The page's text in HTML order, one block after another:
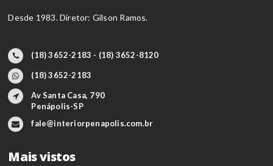
Desde 1983. Diretor: Gilson Ramos.
(18) 3652-2183 - (18) 3652-8120
(18) 3652-2183
Av Santa Casa, 790
Penápolis-SP
fale@interiorpenapolis.com.br
Mais vistos